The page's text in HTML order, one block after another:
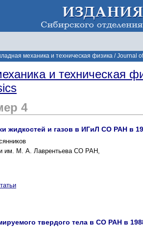
механика и техническая физика / Journal
и техническая
4
жидкостей и газов в ИГиЛ СО РАН в
им. М. А. Лаврентьева СО РАН,
твердого тела в СО РАН в